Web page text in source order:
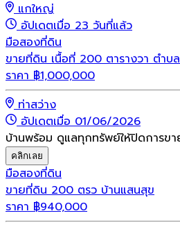
แกใหญ่
อัปเดตเมื่อ 23 วันที่แล้ว
มือสองที่ดิน
ขายที่ดิน เนื้อที่ 200 ตารางวา ตำบ
ราคา ฿1,000,000
ท่าสว่าง
อัปเดตเมื่อ 01/06/2026
บ้านพร้อม ดูแลทุกทรัพย์ให้ปิดการข
คลิกเลย
มือสองที่ดิน
ขายที่ดิน 200 ตรว บ้านแสนสุข
ราคา ฿940,000